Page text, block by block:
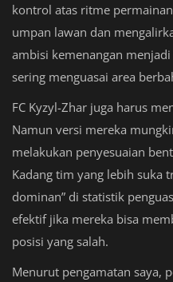
kontrol atas ritme
umpan lawan dan
ambisi kemenangan
sering menguasai area
FC Kyzyl-Zhar juga harus
Namun versi mereka
melakukan penyesuaian
Kadang tim yang lebih suka
dominan” di statistik
efektif jika mereka bisa
posisi yang salah.
Menurut pengamatan saya,